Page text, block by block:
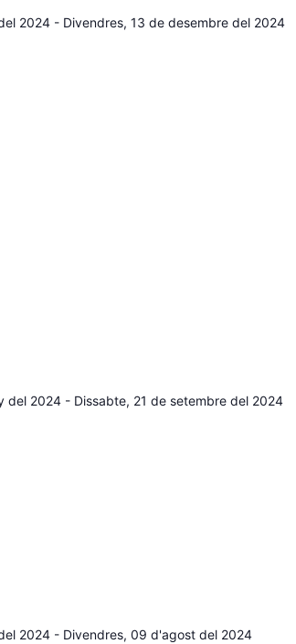
2024- Divendres, 13 de desembre del 2024
del 2024- Dissabte, 21 de setembre del 2024
2024- Divendres, 09 d'agost del 2024